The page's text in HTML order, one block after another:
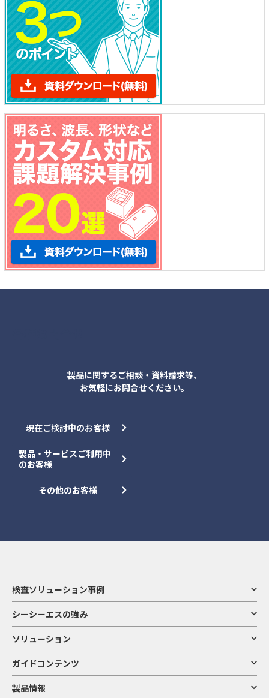
製品に関するご相談・資料請求等、
お気軽にお問合せください。
現在ご検討中のお客様
製品・サービスご利用中
のお客様
その他のお客様
検査ソリューション事例
シーシーエスの強み
ソリューション
ガイドコンテンツ
製品情報